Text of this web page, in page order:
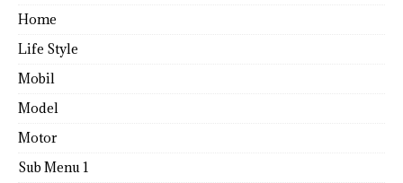
Home
Life Style
Mobil
Model
Motor
Sub Menu 1